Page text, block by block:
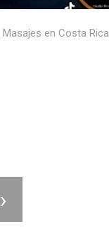
Masajes en Costa Rica
›